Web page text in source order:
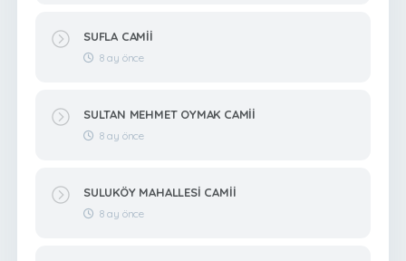
SUFLA CAMİİ
8 ay önce
SULTAN MEHMET OYMAK CAMİİ
8 ay önce
SULUKÖY MAHALLESİ CAMİİ
8 ay önce